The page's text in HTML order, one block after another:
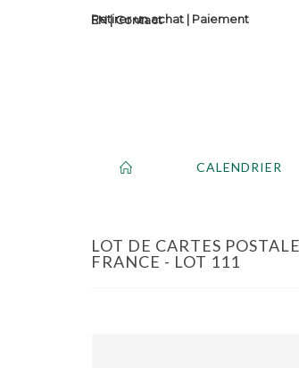
Contact
Retirer un achat | Paiement
CALENDRIER
LOT DE CARTES
FRANCE - LOT 111